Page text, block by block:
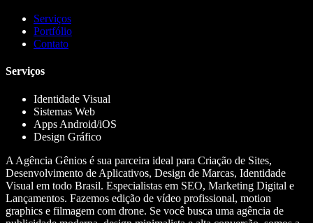
Serviços
Portfólio
Contato
Serviços
Identidade Visual
Sistemas Web
Apps Android/iOS
Design Gráfico
A Agência Gênios é sua parceira ideal para Criação de Sites,
Desenvolvimento de Aplicativos, Design de Marcas, Identidade
Visual em todo Brasil. Especialistas em SEO, Marketing Digital e
Lançamentos. Fazemos edição de vídeo profissional, motion
graphics e filmagem com drone. Se você busca uma agência de